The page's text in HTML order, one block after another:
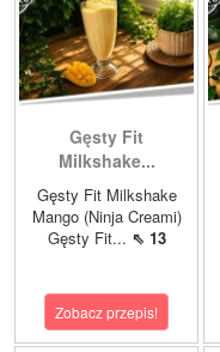
Gęsty Fit
Milkshake...
Gęsty Fit Milkshake
Mango (Ninja Creami)
Gęsty Fit... ⇖ 13
Zobacz przepis!